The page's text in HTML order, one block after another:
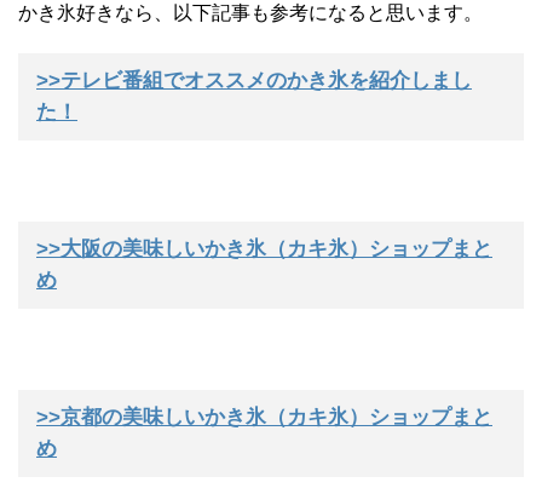
かき氷好きなら、以下記事も参考になると思います。
>>テレビ番組でオススメのかき氷を紹介しまし
た！
>>大阪の美味しいかき氷（カキ氷）ショップまと
め
>>京都の美味しいかき氷（カキ氷）ショップまと
め